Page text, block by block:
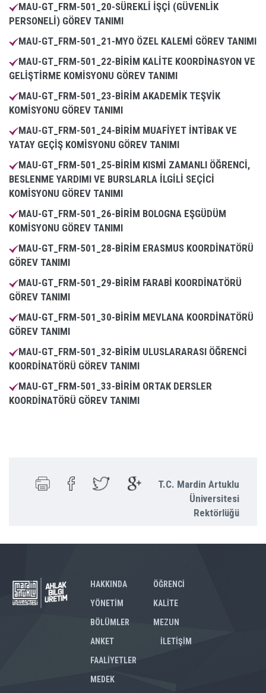
MAU-GT_FRM-501_20-SÜREKLİ İŞÇİ (GÜVENLİK
PERSONELİ) GÖREV TANIMI
MAU-GT_FRM-501_21-MYO ÖZEL KALEMİ GÖREV TANIMI
MAU-GT_FRM-501_22-BİRİM KALİTE KOORDİNASYON VE
GELİŞTİRME KOMİSYONU GÖREV TANIMI
MAU-GT_FRM-501_23-BİRİM AKADEMİK TEŞVİK
KOMİSYONU GÖREV TANIMI
MAU-GT_FRM-501_24-BİRİM MUAFİYET İNTİBAK VE
YATAY GEÇİŞ KOMİSYONU GÖREV TANIMI
MAU-GT_FRM-501_25-BİRİM KISMİ ZAMANLI ÖĞRENCİ,
BESLENME YARDIMI VE BURSLARLA İLGİLİ SEÇİCİ
KOMİSYONU GÖREV TANIMI
MAU-GT_FRM-501_26-BİRİM BOLOGNA EŞGÜDÜM
KOMİSYONU GÖREV TANIMI
MAU-GT_FRM-501_28-BİRİM ERASMUS KOORDİNATÖRÜ
GÖREV TANIMI
MAU-GT_FRM-501_29-BİRİM FARABİ KOORDİNATÖRÜ
GÖREV TANIMI
MAU-GT_FRM-501_30-BİRİM MEVLANA KOORDİNATÖRÜ
GÖREV TANIMI
MAU-GT_FRM-501_32-BİRİM ULUSLARARASI ÖĞRENCİ
KOORDİNATÖRÜ GÖREV TANIMI
MAU-GT_FRM-501_33-BİRİM ORTAK DERSLER
KOORDİNATÖRÜ GÖREV TANIMI
T.C. Mardin Artuklu
Üniversitesi
Rektörlüğü
HAKKINDA
YÖNETİM
BÖLÜMLER
ÖĞRENCİ
KALİTE
MEZUN
ANKET
FAALİYETLER
MEDEK
İLETİŞİM